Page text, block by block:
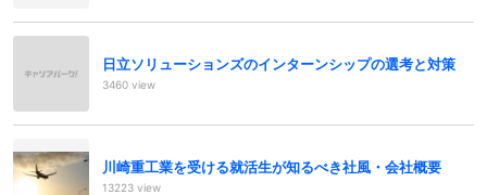
日立ソリューションズのインターンシップの選考と対策
3460 view
川崎重工業を受ける就活生が知るべき社風・会社概要
13223 view